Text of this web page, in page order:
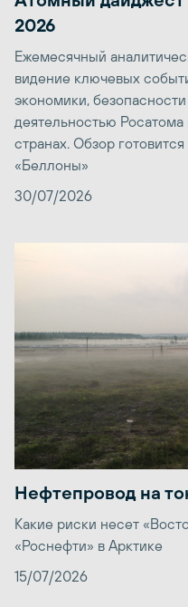
2026
Ежемесячный
видение ключевых
экономики,
деятельностью
странах. Обзор
«Беллоны»
30/07/2026
Нефтепровод на
Какие риски несет
«Роснефти» в Арктике
15/07/2026